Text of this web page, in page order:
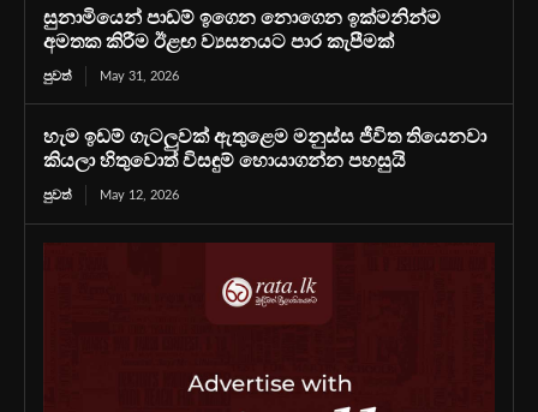
සුනාමියෙන් පාඩම් ඉගෙන නොගෙන ඉක්මනින්ම
අමතක කිරීම ඊළඟ ව්‍යසනයට පාර කැපීමක්
පුවත් May 31, 2026
හැම ඉඩම් ගැටලුවක් ඇතුළෙම මනුස්ස ජීවිත තියෙනවා
කියලා හිතුවොත් විසඳුම් හොයාගන්න පහසුයි
පුවත් May 12, 2026